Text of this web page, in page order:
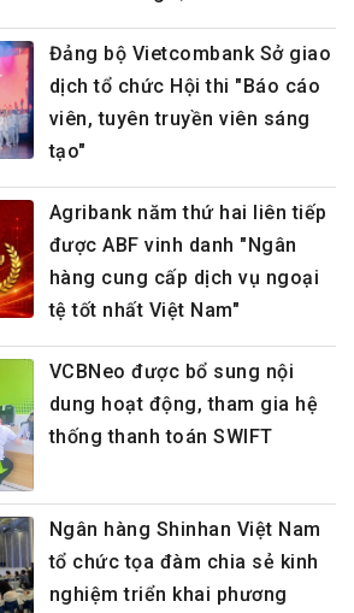
Đảng bộ Vietcombank Sở giao
dịch tổ chức Hội thi "Báo cáo
viên, tuyên truyền viên sáng
tạo"
Agribank năm thứ hai liên tiếp
được ABF vinh danh "Ngân
hàng cung cấp dịch vụ ngoại
tệ tốt nhất Việt Nam"
VCBNeo được bổ sung nội
dung hoạt động, tham gia hệ
thống thanh toán SWIFT
Ngân hàng Shinhan Việt Nam
tổ chức tọa đàm chia sẻ kinh
nghiệm triển khai phương